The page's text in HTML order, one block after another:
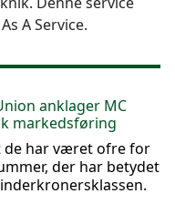
A Service.
anklager MC
markedsføring
de har været ofre for
der har betydet